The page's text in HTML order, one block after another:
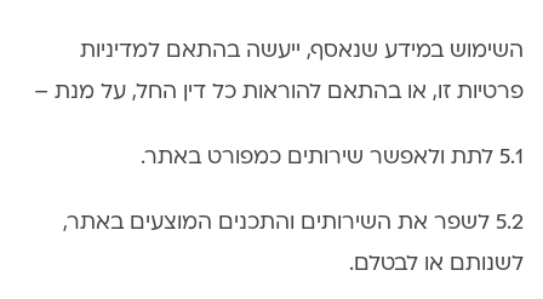
השימוש במידע שנאסף, ייעשה בהתאם למדיניות
פרטיות זו, או בהתאם להוראות כל דין החל, על מנת –
5.1 לתת ולאפשר שירותים כמפורט באתר.
5.2 לשפר את השירותים והתכנים המוצעים באתר,
לשנותם או לבטלם.